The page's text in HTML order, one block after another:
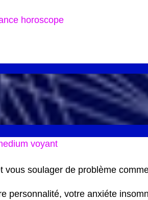
horoscope
voyant
vous soulager de problème
personnalité, votre anxiéte